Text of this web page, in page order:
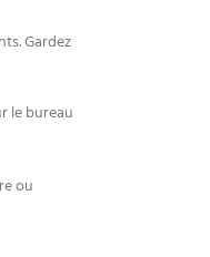
Gardez
le bureau
ou